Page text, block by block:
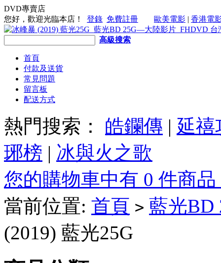
DVD專賣店
您好，歡迎光臨本店！
登錄 免費註冊 歐美電影 | 香港電
高級搜索
首頁
付款及送貨
常見問題
留言板
配送方式
熱門搜索： 皓鑭傳 | 延禧
琊榜 | 冰與火之歌
您的購物車中有 0 件商
當前位置: 首頁 > 藍光
(2019) 藍光25G